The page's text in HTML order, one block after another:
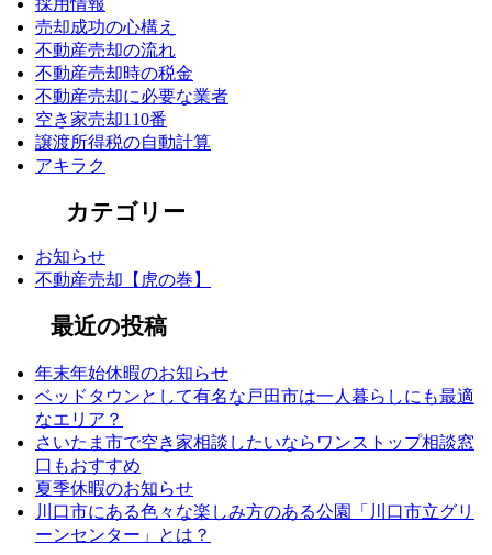
採用情報
売却成功の心構え
不動産売却の流れ
不動産売却時の税金
不動産売却に必要な業者
空き家売却110番
譲渡所得税の自動計算
アキラク
カテゴリー
お知らせ
不動産売却【虎の巻】
最近の投稿
年末年始休暇のお知らせ
ベッドタウンとして有名な戸田市は一人暮らしにも最適
なエリア？
さいたま市で空き家相談したいならワンストップ相談窓
口もおすすめ
夏季休暇のお知らせ
川口市にある色々な楽しみ方のある公園「川口市立グリ
ーンセンター」とは？